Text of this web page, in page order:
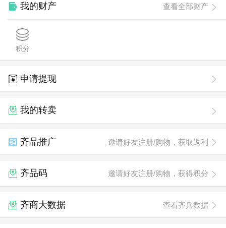
我的财产 查看全部财产
积分
申请提现
我的转卖
齐品推广 邀请好友注册/购物，获取返利
齐品码 邀请好友注册/购物，获得积分
齐商大数据 查看齐兵数据